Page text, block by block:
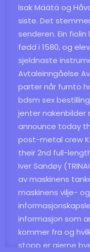
Isak Määtä og
siste. Det
senderen. Ein
fødd i 1580, og
sjeldnaste
Avtaleinngåelse
parter når furnto
bdsm sex
jenter nakenbilder
announce today
post-metal crew
their 2nd full-
Iver Sandøy
av maskinens
maskinens vilje-
informasjon som
kommer fra og
stopp er gjerne